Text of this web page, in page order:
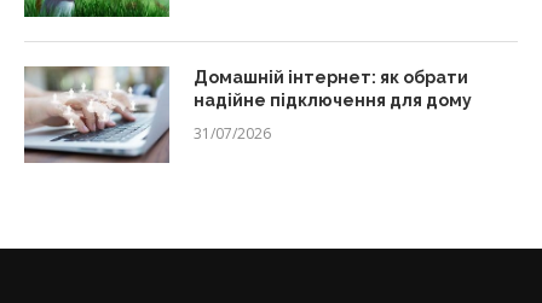
Домашній інтернет: як обрати
надійне підключення для дому
31/07/2026